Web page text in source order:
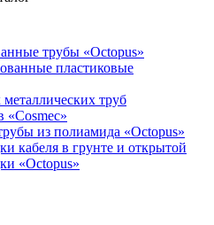
трубы «Octopus»
пластиковые
труб
«Cosmec»
из полиамида «Octopus»
кабеля в грунте и открытой
«Octopus»